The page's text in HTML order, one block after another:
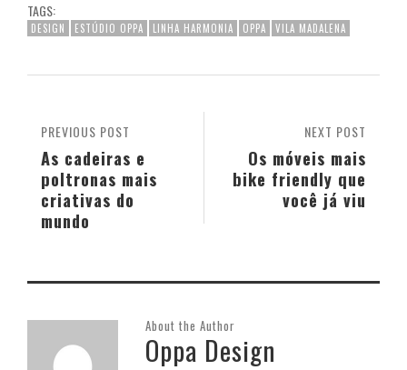
TAGS:
DESIGN ESTÚDIO OPPA LINHA HARMONIA OPPA VILA MADALENA
NEXT POST
Os móveis mais
bike friendly que
você já viu
PREVIOUS POST
As cadeiras e
poltronas mais
criativas do
mundo
About the Author
Oppa Design